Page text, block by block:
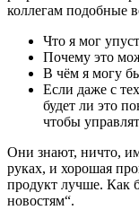
коллегам подобные
Что я мог
Почему это
В чём я могу
Если даже с
будет ли это
чтобы
Они знают, ничто,
руках, и хорошая
продукт лучше. Как
новостям“.